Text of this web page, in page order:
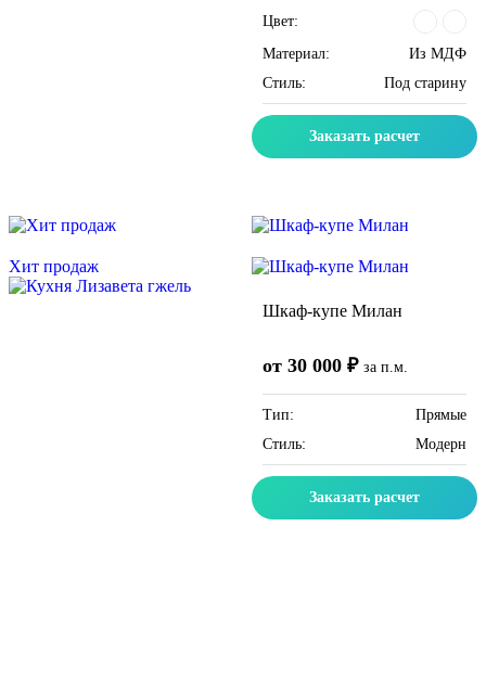
Цвет:
Материал:
Из МДФ
Стиль:
Под старину
Заказать расчет
Хит продаж
Шкаф-купе Милан
от 30 000 ₽ за п.м.
Тип:
Прямые
Стиль:
Модерн
Заказать расчет